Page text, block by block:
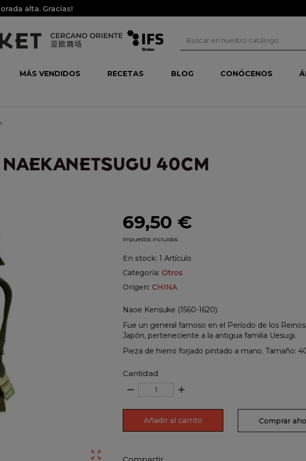
alta. Gracias!
MÁS VENDIDOS RECETAS BLOG CONÓCENOS
40CM

69,50 €
Impuestos incluidos
En stock: 1 Artículo
Categoría: Otros
Origen: CHINA
Naoe Kensuke (1560-1620).
Fue un general famoso en el Período de los
Japón, perteneciente a la antigua familia Uesugi.
Pieza de hierro forjado pintado a mano. Tamaño:
Cantidad
remove add
Añadir al carrito Comprar
Compartir